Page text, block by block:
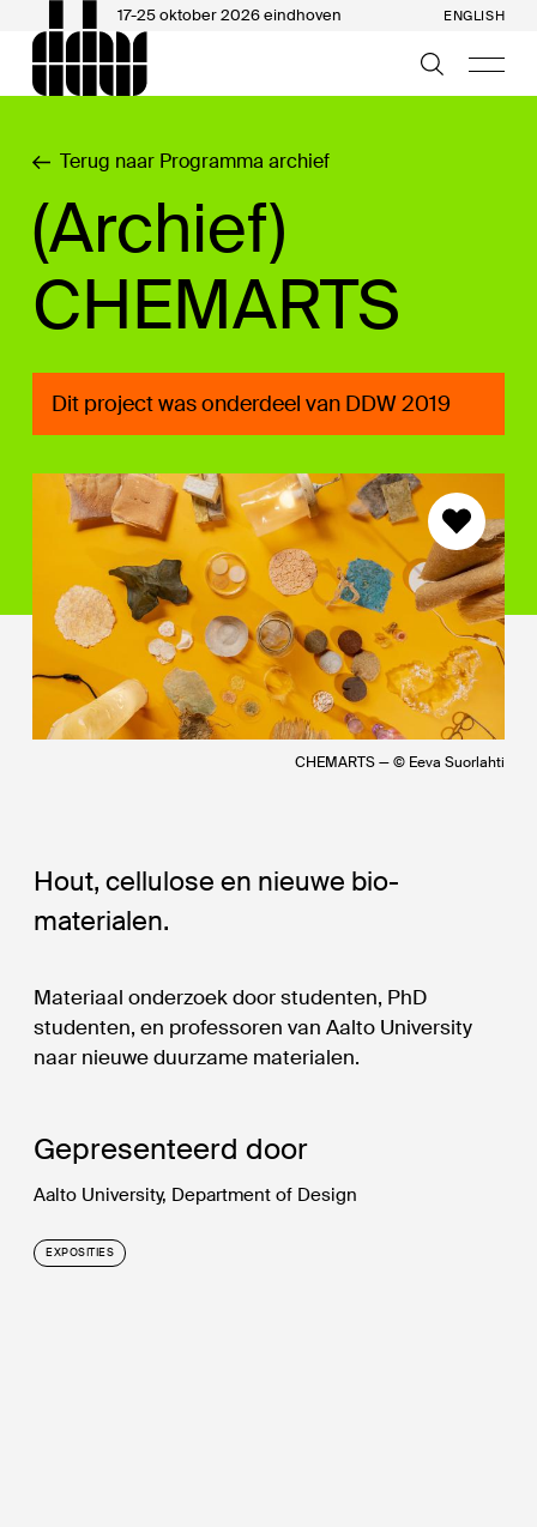
17-25 oktober 2026 eindhoven ENGLISH
Terug naar Programma archief
(Archief)
CHEMARTS
Dit project was onderdeel van DDW 2019
CHEMARTS — © Eeva Suorlahti
Gepresenteerd door
Aalto University, Department of Design
EXPOSITIES
Hout, cellulose en nieuwe bio-
materialen.
Materiaal onderzoek door studenten, PhD
studenten, en professoren van Aalto University
naar nieuwe duurzame materialen.